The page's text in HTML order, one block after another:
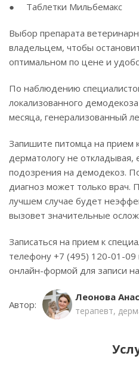
● Таблетки Мильбемакс
Выбор препарата
владельцем, чтобы
оптимальном по цене и
По наблюдению
локализованного
месяца, генерализованный
Запишите питомца на прием
дерматологу не откладывая,
подозрения на демодекоз.
диагноз может только врач.
лучшем случае будет
вызовет значительные
Записаться на прием к
телефону +7 (495) 120-01-09
онлайн-формой для записи
Автор:
Леонова
терапевт,